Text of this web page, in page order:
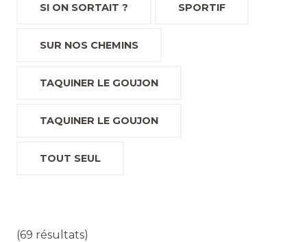
SI ON SORTAIT ? SPORTIF
SUR NOS CHEMINS
TAQUINER LE GOUJON
TAQUINER LE GOUJON
TOUT SEUL
(69 résultats)